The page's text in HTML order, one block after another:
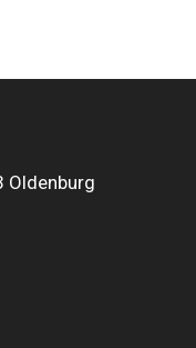
Oldenburg